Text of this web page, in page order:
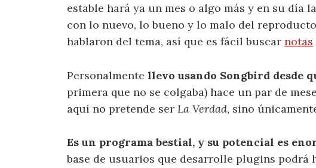
estable hará ya un mes o algo más y en su día
con lo nuevo, lo bueno y lo malo del
hablaron del tema, así que es fácil buscar notas
Personalmente llevo usando Songbird desde
primera que no se colgaba) hace un par de
aquí no pretende ser La Verdad, sino
Es un programa bestial, y su potencial es
base de usuarios que desarrolle plugins podrá